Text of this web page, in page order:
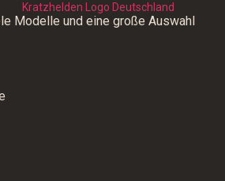
Modelle und eine große Auswahl